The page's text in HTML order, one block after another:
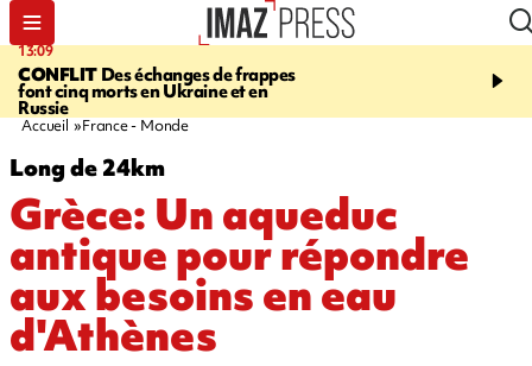
13:09
CONFLIT Des échanges de frappes
font cinq morts en Ukraine et en
Russie
17:14
Quatre
européennes pour les
Accueil France - Monde
Long de 24km
Grèce: Un aqueduc
antique pour répondre
aux besoins en eau
d'Athènes